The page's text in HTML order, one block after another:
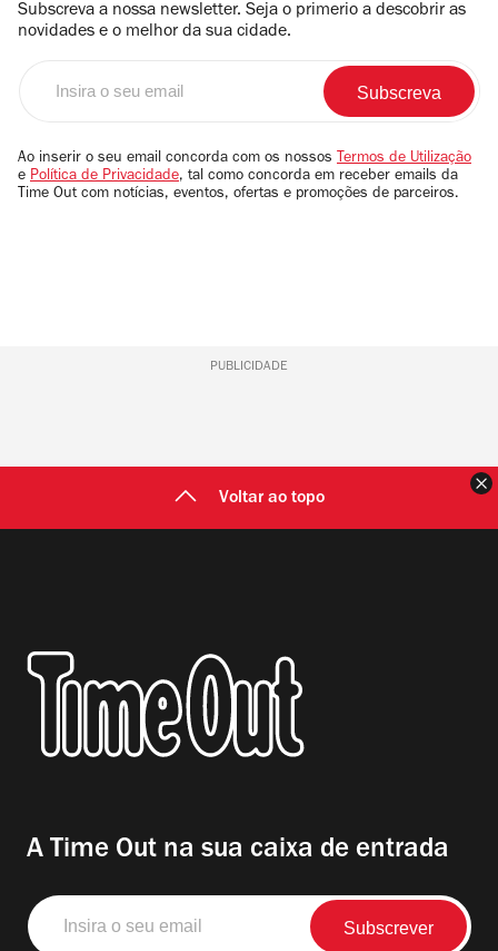
Subscreva a nossa newsletter. Seja o primerio a descobrir as
novidades e o melhor da sua cidade.
email
Ao inserir o seu email concorda com os nossos Termos de Utilização
e Política de Privacidade, tal como concorda em receber emails da
Time Out com notícias, eventos, ofertas e promoções de parceiros.
PUBLICIDADE
Voltar ao topo
A Time Out na sua caixa de entrada
Insira
o